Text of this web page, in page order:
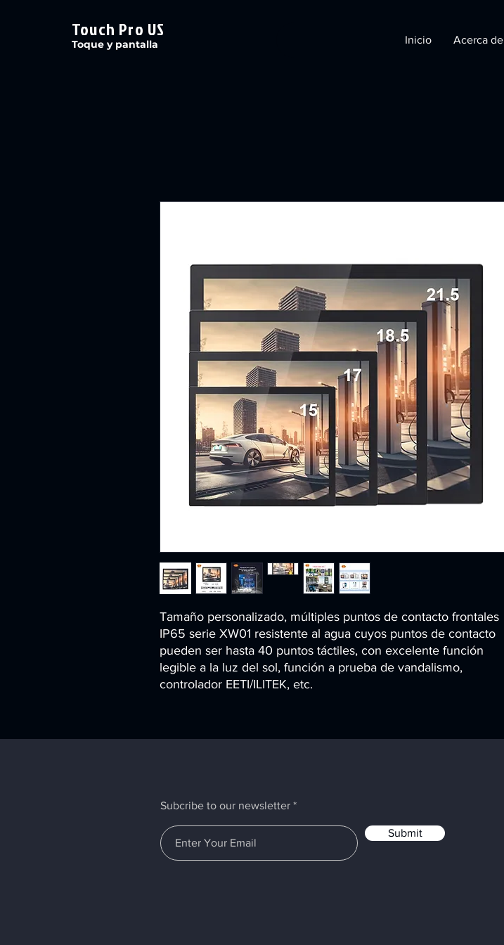
Touch Pro US
Toque y pantalla Inicio Acerca de
Tamaño personalizado, múltiples puntos de contacto frontales
IP65 serie XW01 resistente al agua cuyos puntos de contacto
pueden ser hasta 40 puntos táctiles, con excelente función
legible a la luz del sol, función a prueba de vandalismo,
controlador EETI/ILITEK, etc.
Subcribe to our newsletter
Submit